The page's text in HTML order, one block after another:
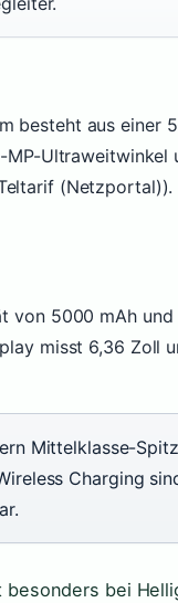
besteht aus einer
MP-Ultraweitwinkel
von 5000 mAh
misst 6,36 Zoll
Mittelklasse-
Charging
bei